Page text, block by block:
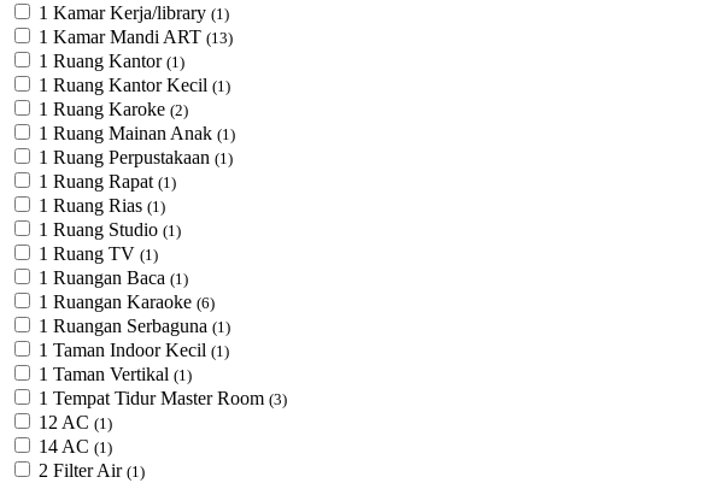
1 Kamar Kerja/library (1)
1 Kamar Mandi ART (13)
1 Ruang Kantor (1)
1 Ruang Kantor Kecil (1)
1 Ruang Karoke (2)
1 Ruang Mainan Anak (1)
1 Ruang Perpustakaan (1)
1 Ruang Rapat (1)
1 Ruang Rias (1)
1 Ruang Studio (1)
1 Ruang TV (1)
1 Ruangan Baca (1)
1 Ruangan Karaoke (6)
1 Ruangan Serbaguna (1)
1 Taman Indoor Kecil (1)
1 Taman Vertikal (1)
1 Tempat Tidur Master Room (3)
12 AC (1)
14 AC (1)
2 Filter Air (1)